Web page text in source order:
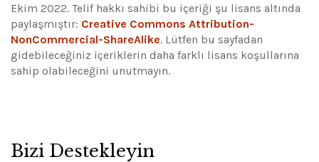
Ekim 2022. Telif hakkı sahibi bu içeriği şu lisans altında
paylaşmıştır: Creative Commons Attribution-
NonCommercial-ShareAlike. Lütfen bu sayfadan
gidebileceğiniz içeriklerin daha farklı lisans koşullarına
sahip olabileceğini unutmayın.
Bizi Destekleyin